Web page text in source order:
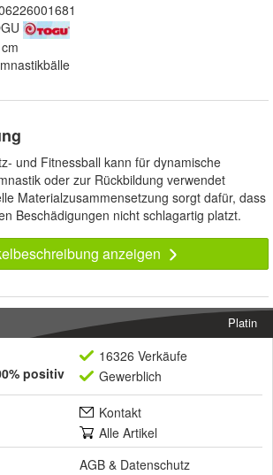
und Fitnessball kann für dynamische
oder zur Rückbildung verwendet
Materialzusammensetzung sorgt dafür, dass
Beschädigungen nicht schlagartig platzt.
anzeigen
Platin
positiv
16326 Verkäufe
Gewerblich
Kontakt
Alle Artikel
AGB & Datenschutz